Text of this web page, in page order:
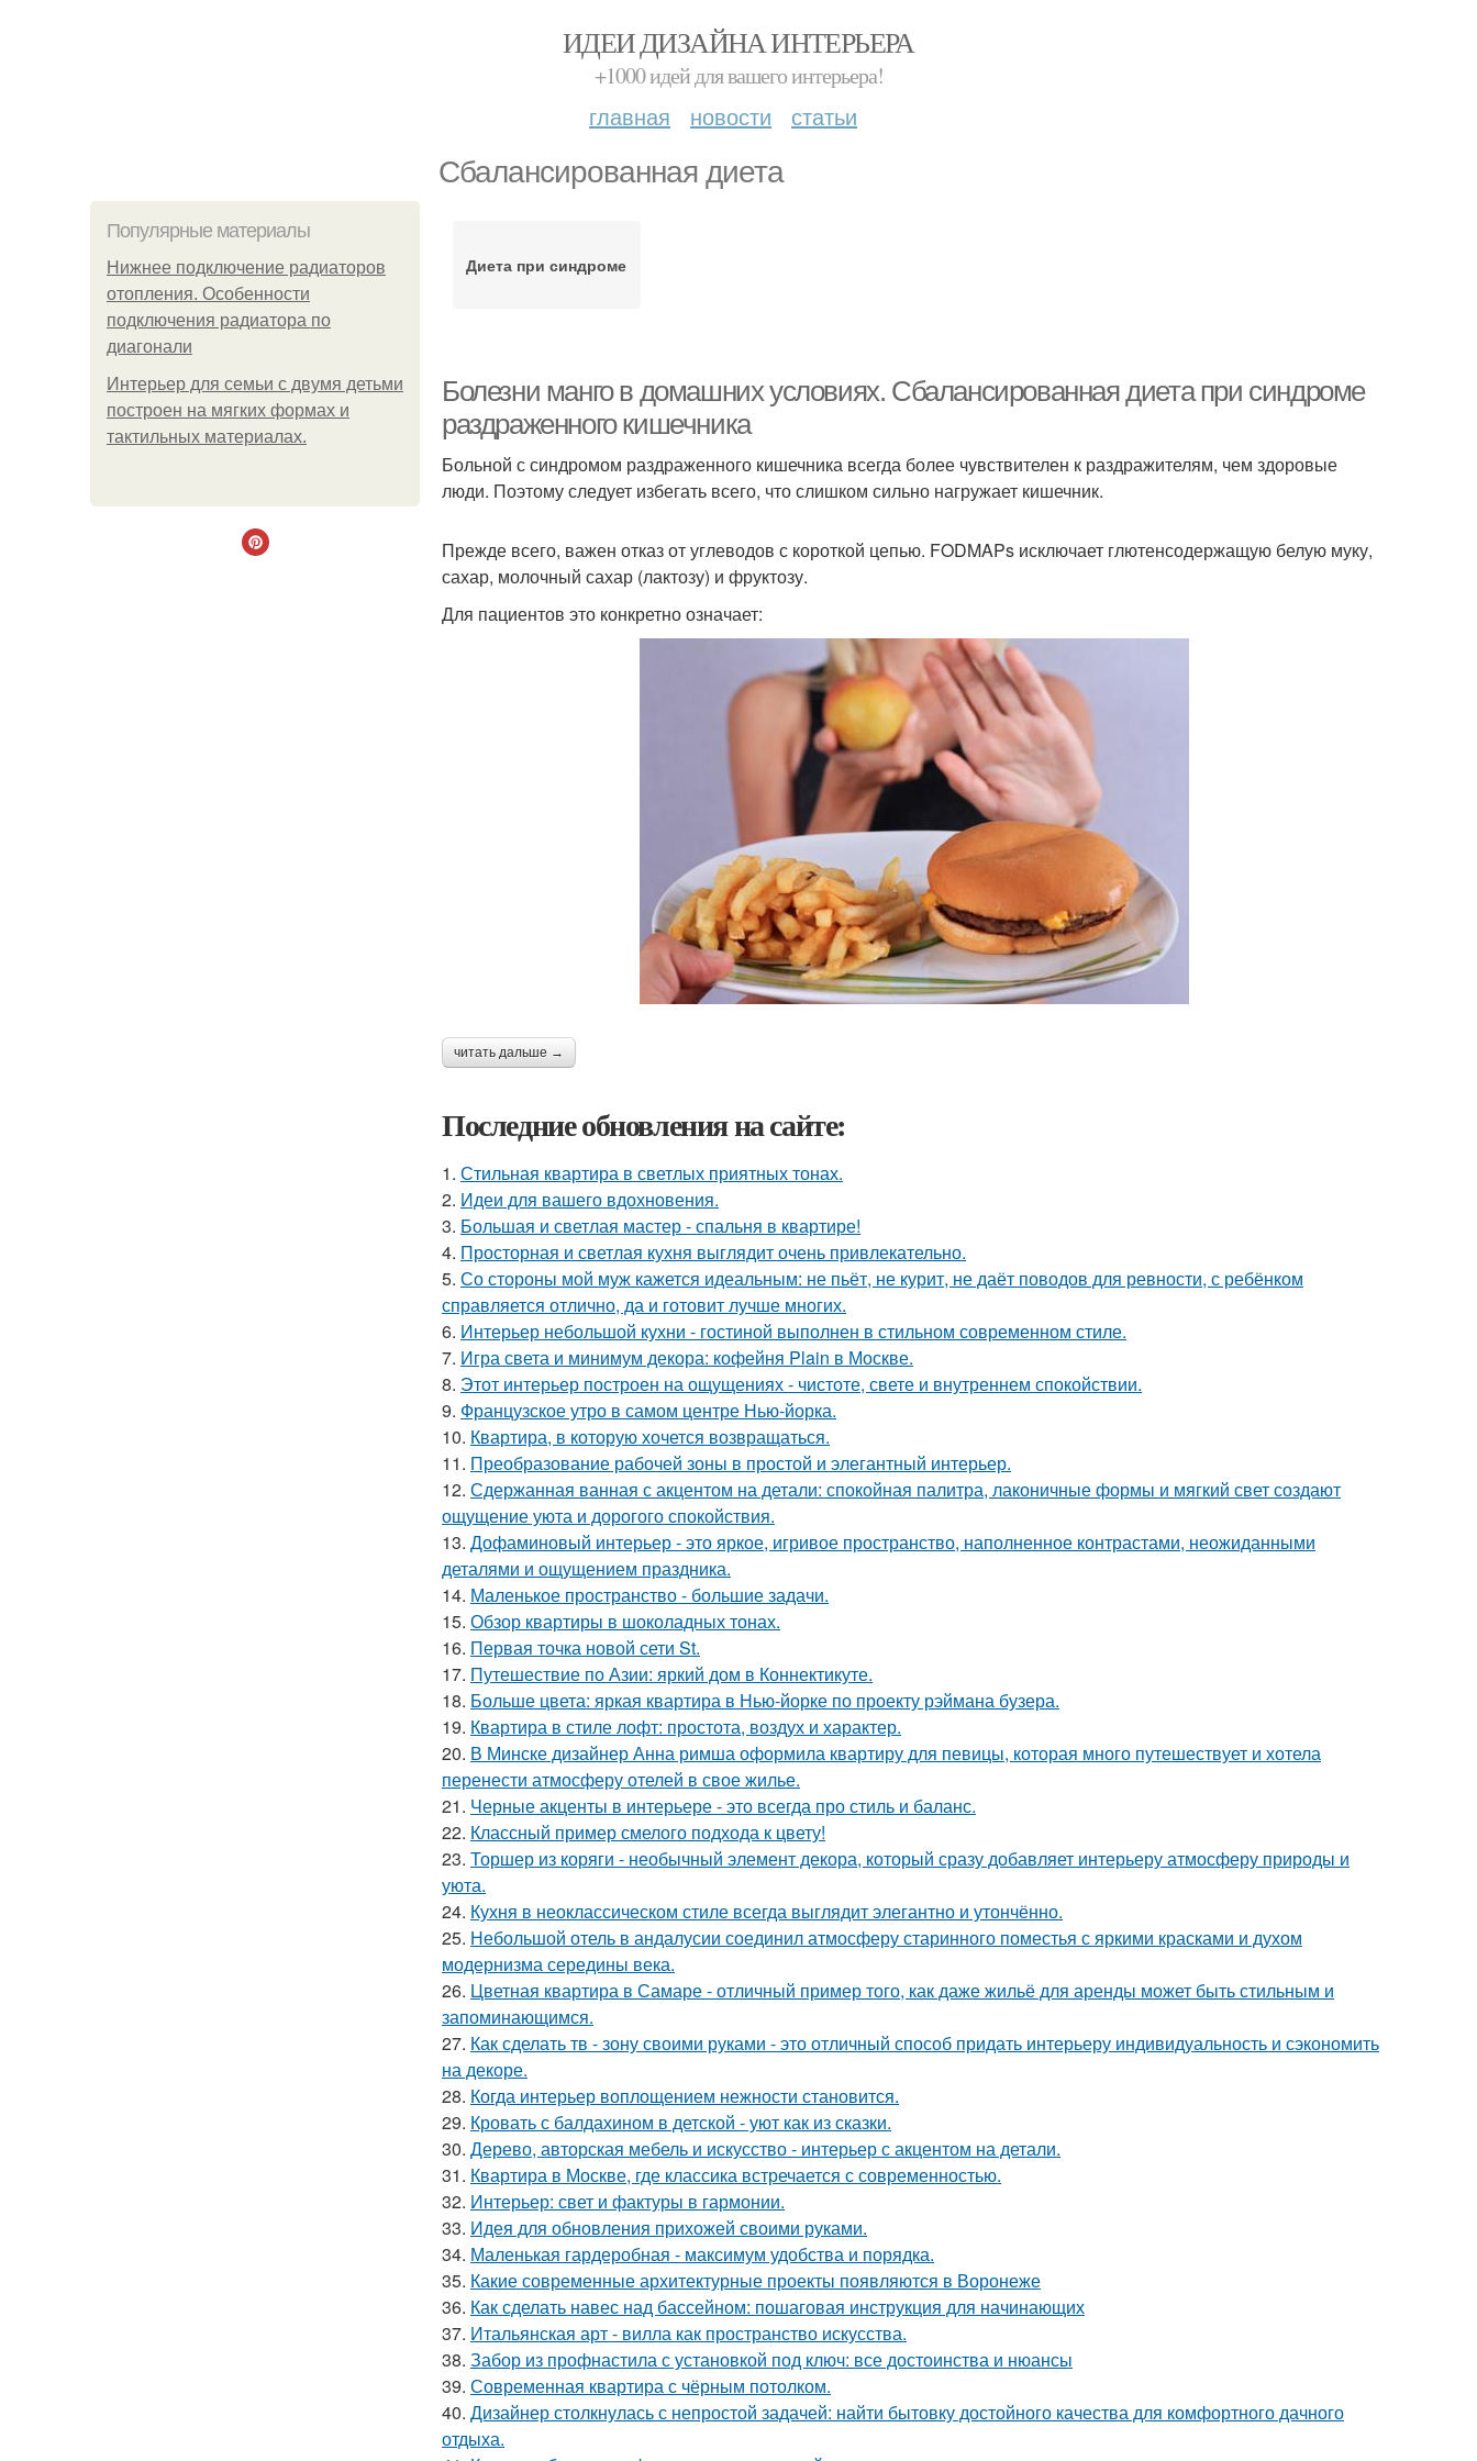
ИДЕИ ДИЗАЙНА ИНТЕРЬЕРА
+1000 идей для вашего интерьера!
главная новости статьи
Сбалансированная диета
Популярные материалы
Нижнее подключение радиаторов
отопления. Особенности
подключения радиатора по
диагонали
Интерьер для семьи с двумя детьми
построен на мягких формах и
тактильных материалах.
Диета при синдроме
Болезни манго в домашних условиях. Сбалансированная диета при синдроме
раздраженного кишечника
Больной с синдромом раздраженного кишечника всегда более чувствителен к раздражителям, чем здоровые
люди. Поэтому следует избегать всего, что слишком сильно нагружает кишечник.
Прежде всего, важен отказ от углеводов с короткой цепью. FODMAPs исключает глютенсодержащую белую муку,
сахар, молочный сахар (лактозу) и фруктозу.
Для пациентов это конкретно означает:
читать дальше →
Последние обновления на сайте:
1. Стильная квартира в светлых приятных тонах.
2. Идеи для вашего вдохновения.
3. Большая и светлая мастер - спальня в квартире!
4. Просторная и светлая кухня выглядит очень привлекательно.
5. Со стороны мой муж кажется идеальным: не пьёт, не курит, не даёт поводов для ревности, с ребёнком
справляется отлично, да и готовит лучше многих.
6. Интерьер небольшой кухни - гостиной выполнен в стильном современном стиле.
7. Игра света и минимум декора: кофейня Plain в Москве.
8. Этот интерьер построен на ощущениях - чистоте, свете и внутреннем спокойствии.
9. Французское утро в самом центре Нью-йорка.
10. Квартира, в которую хочется возвращаться.
11. Преобразование рабочей зоны в простой и элегантный интерьер.
12. Сдержанная ванная с акцентом на детали: спокойная палитра, лаконичные формы и мягкий свет создают
ощущение уюта и дорогого спокойствия.
13. Дофаминовый интерьер - это яркое, игривое пространство, наполненное контрастами, неожиданными
деталями и ощущением праздника.
14. Маленькое пространство - большие задачи.
15. Обзор квартиры в шоколадных тонах.
16. Первая точка новой сети St.
17. Путешествие по Азии: яркий дом в Коннектикуте.
18. Больше цвета: яркая квартира в Нью-йорке по проекту рэймана бузера.
19. Квартира в стиле лофт: простота, воздух и характер.
20. В Минске дизайнер Анна римша оформила квартиру для певицы, которая много путешествует и хотела
перенести атмосферу отелей в свое жилье.
21. Черные акценты в интерьере - это всегда про стиль и баланс.
22. Классный пример смелого подхода к цвету!
23. Торшер из коряги - необычный элемент декора, который сразу добавляет интерьеру атмосферу природы и
уюта.
24. Кухня в неоклассическом стиле всегда выглядит элегантно и утончённо.
25. Небольшой отель в андалусии соединил атмосферу старинного поместья с яркими красками и духом
модернизма середины века.
26. Цветная квартира в Самаре - отличный пример того, как даже жильё для аренды может быть стильным и
запоминающимся.
27. Как сделать тв - зону своими руками - это отличный способ придать интерьеру индивидуальность и сэкономить
на декоре.
28. Когда интерьер воплощением нежности становится.
29. Кровать с балдахином в детской - уют как из сказки.
30. Дерево, авторская мебель и искусство - интерьер с акцентом на детали.
31. Квартира в Москве, где классика встречается с современностью.
32. Интерьер: свет и фактуры в гармонии.
33. Идея для обновления прихожей своими руками.
34. Маленькая гардеробная - максимум удобства и порядка.
35. Какие современные архитектурные проекты появляются в Воронеже
36. Как сделать навес над бассейном: пошаговая инструкция для начинающих
37. Итальянская арт - вилла как пространство искусства.
38. Забор из профнастила с установкой под ключ: все достоинства и нюансы
39. Современная квартира с чёрным потолком.
40. Дизайнер столкнулась с непростой задачей: найти бытовку достойного качества для комфортного дачного
отдыха.